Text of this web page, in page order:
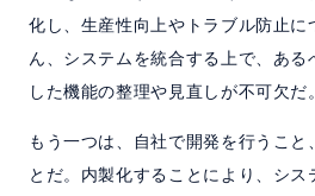
化し、生産性向上やトラブル防止に
ん、システムを統合する上で、あ
した機能の整理や見直しが不可欠だ。
もう一つは、自社で開発を行うこと
とだ。内製化することにより、シス